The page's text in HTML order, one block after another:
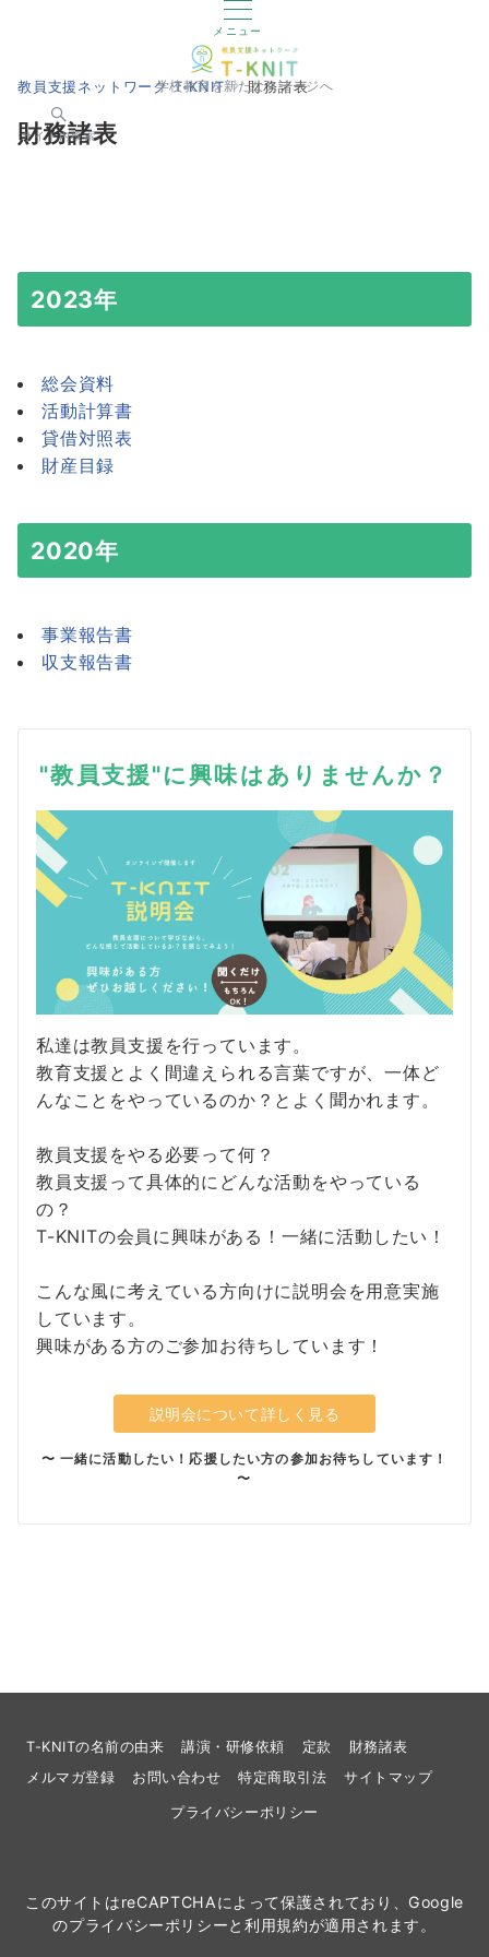
メニュー
学校教育を新たなステージへ
サイト内検索
教員支援ネットワーク T-KNIT 財務諸表
財務諸表
2023年
総会資料
活動計算書
貸借対照表
財産目録
2020年
事業報告書
収支報告書
"教員支援"に興味はありませんか？
私達は教員支援を行っています。
教育支援とよく間違えられる言葉ですが、一体ど
んなことをやっているのか？とよく聞かれます。
教員支援をやる必要って何？
教員支援って具体的にどんな活動をやっている
の？
T-KNITの会員に興味がある！一緒に活動したい！
こんな風に考えている方向けに説明会を用意実施
しています。
興味がある方のご参加お待ちしています！
説明会について詳しく見る
〜 一緒に活動したい！応援したい方の参加お待ちしています！
〜
T-KNITの名前の由来 講演・研修依頼 定款
財務諸表
メルマガ登録
お問い合わせ 特定商取引法 サイトマップ
プライバシーポリシー
このサイトはreCAPTCHAによって保護されており、Google
のプライバシーポリシーと 利用規約が適用されます。